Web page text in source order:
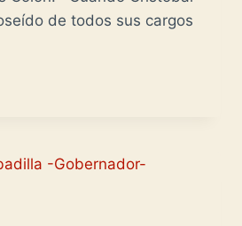
de todos sus cargos